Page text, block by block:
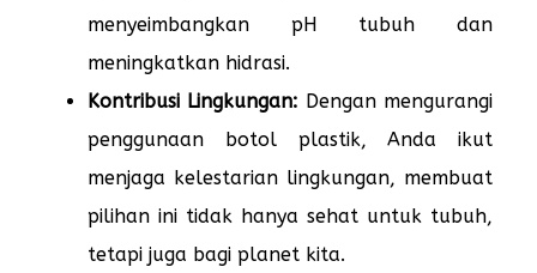
menyeimbangkan pH tubuh dan
meningkatkan hidrasi.
Kontribusi Lingkungan: Dengan mengurangi
penggunaan botol plastik, Anda ikut
menjaga kelestarian lingkungan, membuat
pilihan ini tidak hanya sehat untuk tubuh,
tetapi juga bagi planet kita.